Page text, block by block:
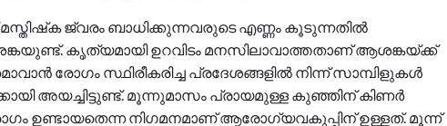
ജ്വരം ബാധിക്കുന്നവരുടെ എണ്ണം കൂടുന്നതില്‍
കൃത്യമായി ഉറവിടം മനസിലാവാത്തതാണ് ആശങ്കയ്ക്ക്
രോഗം സ്ഥിരീകരിച്ച പ്രദേശങ്ങളില്‍ നിന്ന് സാമ്പിളുകള്‍
അയച്ചിട്ടുണ്ട്. മൂന്നുമാസം പ്രായമുള്ള കുഞ്ഞിന് കിണര്‍
ഉണ്ടായതെന്ന നിഗമനമാണ് ആരോഗ്യവകുപ്പിന് ഉള്ളത്. മൂന്ന്